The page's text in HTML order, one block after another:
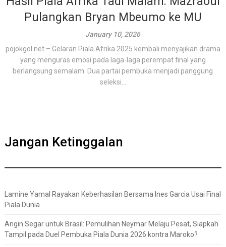
Pulangkan Bryan Mbeumo ke MU
January 10, 2026
pojokgol.net – Gelaran Piala Afrika 2025 kembali menyajikan drama
yang menguras emosi pada laga-laga perempat final yang
berlangsung semalam. Dua partai pembuka menjadi panggung
seleksi...
Jangan Ketinggalan
Lamine Yamal Rayakan Keberhasilan Bersama Ines Garcia Usai Final
Piala Dunia
Angin Segar untuk Brasil: Pemulihan Neymar Melaju Pesat, Siapkah
Tampil pada Duel Pembuka Piala Dunia 2026 kontra Maroko?